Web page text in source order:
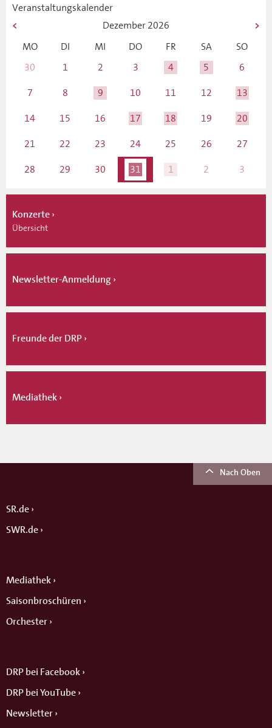
Veranstaltungskalender
Dezember2026
MO
DI MI DO FR SA
SO
30
1 2 3 4 5
6
7
8 9 10 11 12
13
14
15 16 17 18 19
20
21
22 23 24 25 26
27
28
29 30 31 1 2 3
Konzerte
Übersicht
Newsletter-Anmeldung
Freunde der DRP
Mediathek
Nach Oben
SR.de
SWR.de
Mediathek
Saisonbroschüren
Orchester
DRP bei Facebook
DRP bei YouTube
Newsletter